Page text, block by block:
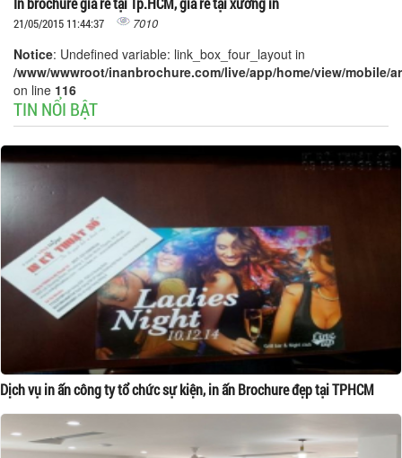
21/05/2015 11:44:37 7010
Notice: Undefined variable: link_box_four_layout in
/www/wwwroot/inanbrochure.com/live/app/home/view/mobile/
on line 116
TIN NỔI BẬT
Dịch vụ in ấn công ty tổ chức sự kiện, in ấn Brochure đẹp tại TPHCM